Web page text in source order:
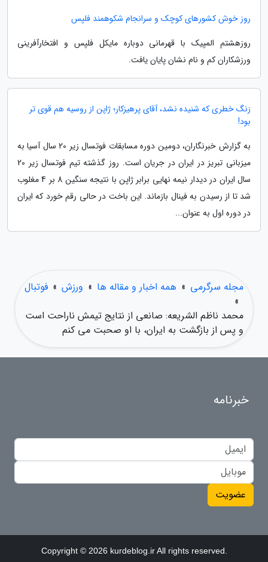
روز خوش کشورهای کوچک و سرانجام شکوهمند فلپس
روزهشتم المپیک با قهرمانی دوباره مایکل فلپس و افتخارآفرینی
ورزشکاران کم و نام نشان پایان یافت.
زنگ خطری که شنیده نشد، آقای پرهیزکار؛ ژاپن از روسیه هم قوی تر
بود!
به گزارش خبرنگاران، دومین دوره مسابقات فوتسال زیر 20 سال آسیا به
میزبانی تبریز در ایران در جریان است. روز گذشته تیم فوتسال زیر 20
سال ایران در دیدار نیمه نهایی برابر ژاپن با نتیجه سنگین 8 بر 4 مغلوب
شد تا از رسیدن به فینال بازماند. این باخت در حالی رقم خورد که ایران
در دوره اول به عنوان...
مجله سرگرمی » همه اخبار و مقاله ها » ورزش » فوتبال
»
محمد ناظم الشریعه: صانعی از نتایج تیمش ناراحت است
و پس از بازگشت به ایران، با او صحبت می کنم
خبرنامه
عضویت
Copyright © 2026 kurdeblog.ir All rights reserved.